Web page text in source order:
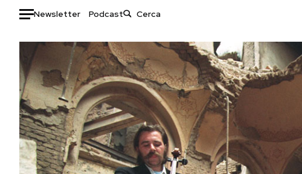
Newsletter Podcast
Auto
HOME
Italia
Mondo
Politica
Tecnologia
Internet
Moda
Libri
Consumismi
Storie/Idee
Ok Boomer!